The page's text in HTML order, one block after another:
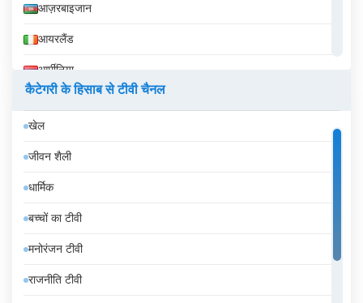
आज़रबाइजान
आयरलैंड
आर्मीनिया
इज़राइल
इटली
इंडोनेशिया
इथियोपिया
इराक
ईरान
कैटेगरी के हिसाब से टीवी चैनल
खेल
जीवन शैली
धार्मिक
बच्चों का टीवी
मनोरंजन टीवी
राजनीति टीवी